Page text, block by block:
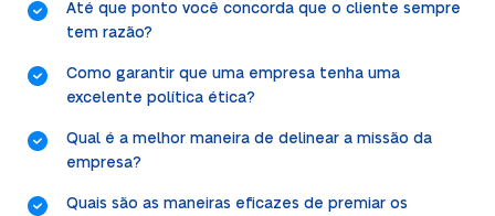
Até que ponto você concorda que o cliente sempre
tem razão?
Como garantir que uma empresa tenha uma
excelente política ética?
Qual é a melhor maneira de delinear a missão da
empresa?
Quais são as maneiras eficazes de premiar os